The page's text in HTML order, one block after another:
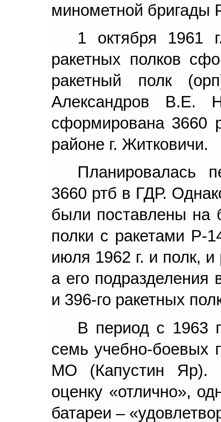
минометной бригады
1 октября 1961
ракетных полков
ракетный полк
Александров
сформирована 3660
районе г. Житковичи.
Планировалась
3660 ртб в ГДР.
были поставлены на
полки с ракетами Р-
июля 1962 г. и полк,
а его подразделения
и 396-го ракетных
В период с 1963
семь учебно-боевых
МО (Капустин Яр).
оценку «отлично»,
батареи –